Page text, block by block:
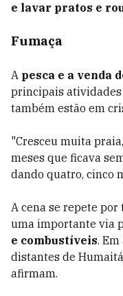
e lavar pratos e
Fumaça
A pesca e a venda
principais atividades
também estão em
"Cresceu muita
meses que ficava
dando quatro, cinco
A cena se repete
uma importante via
e combustíveis.
distantes de
afirmam.